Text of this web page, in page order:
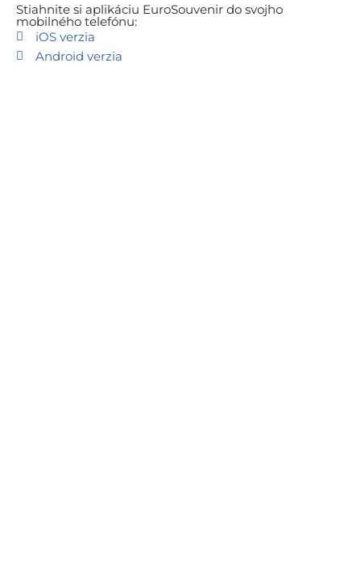
Stiahnite si aplikáciu EuroSouvenir do svojho
mobilného telefónu:
iOS verzia
Android verzia